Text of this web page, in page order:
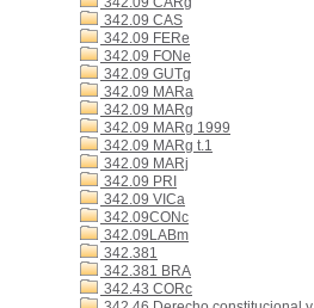
342.09 CAS
342.09 FERe
342.09 FONe
342.09 GUTg
342.09 MARa
342.09 MARg
342.09 MARg 1999
342.09 MARg t.1
342.09 MARj
342.09 PRI
342.09 VICa
342.09CONc
342.09LABm
342.381
342.381 BRA
342.43 CORc